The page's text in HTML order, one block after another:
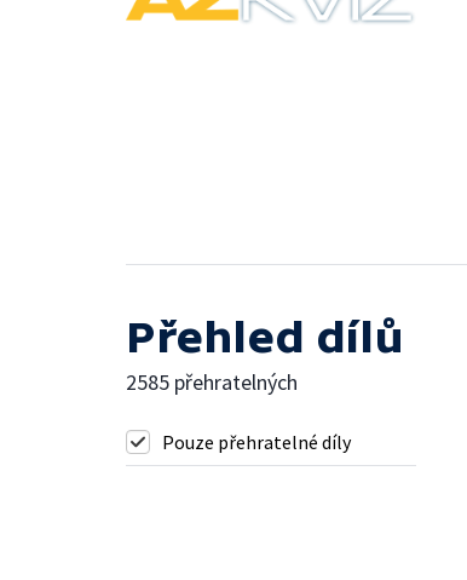
Přehled dílů
2585 přehratelných
Pouze přehratelné díly